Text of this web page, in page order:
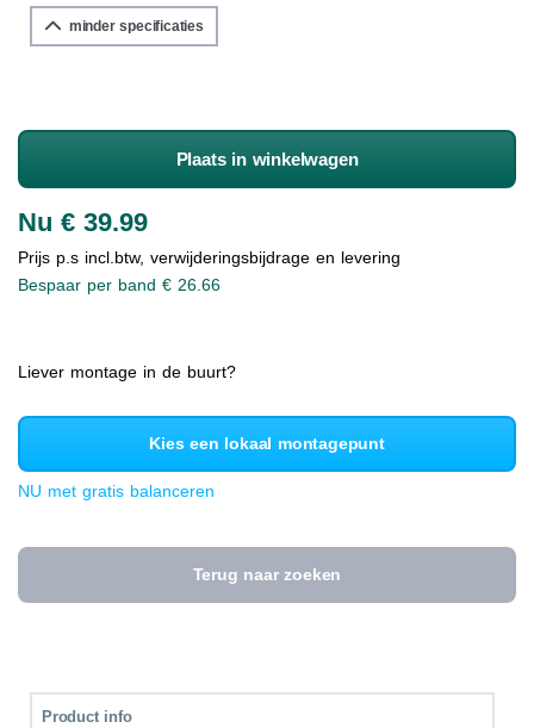
minder specificaties
Plaats in winkelwagen
Nu € 39.99
Prijs p.s incl.btw, verwijderingsbijdrage en levering
Bespaar per band € 26.66
Liever montage in de buurt?
Kies een lokaal montagepunt
NU met gratis balanceren
Terug naar zoeken
Product info